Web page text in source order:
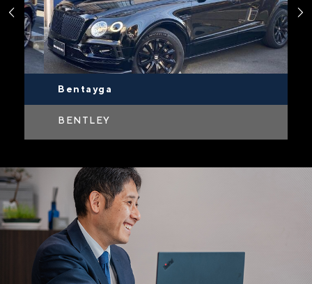
Bentayga
BENTLEY
 